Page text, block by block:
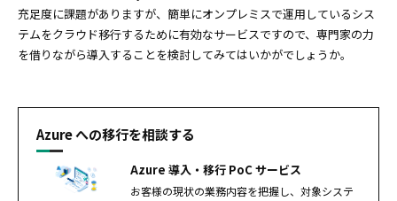
充足度に課題がありますが、簡単にオンプレミスで運用しているシス
テムをクラウド移行するために有効なサービスですので、専門家の力
を借りながら導入することを検討してみてはいかがでしょうか。
Azure への移行を相談する
Azure 導入・移行 PoC サービス
お客様の現状の業務内容を把握し、対象システ